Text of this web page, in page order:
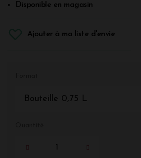
Disponible en magasin
Ajouter à ma liste d'envie
Bouteille 0,75 L